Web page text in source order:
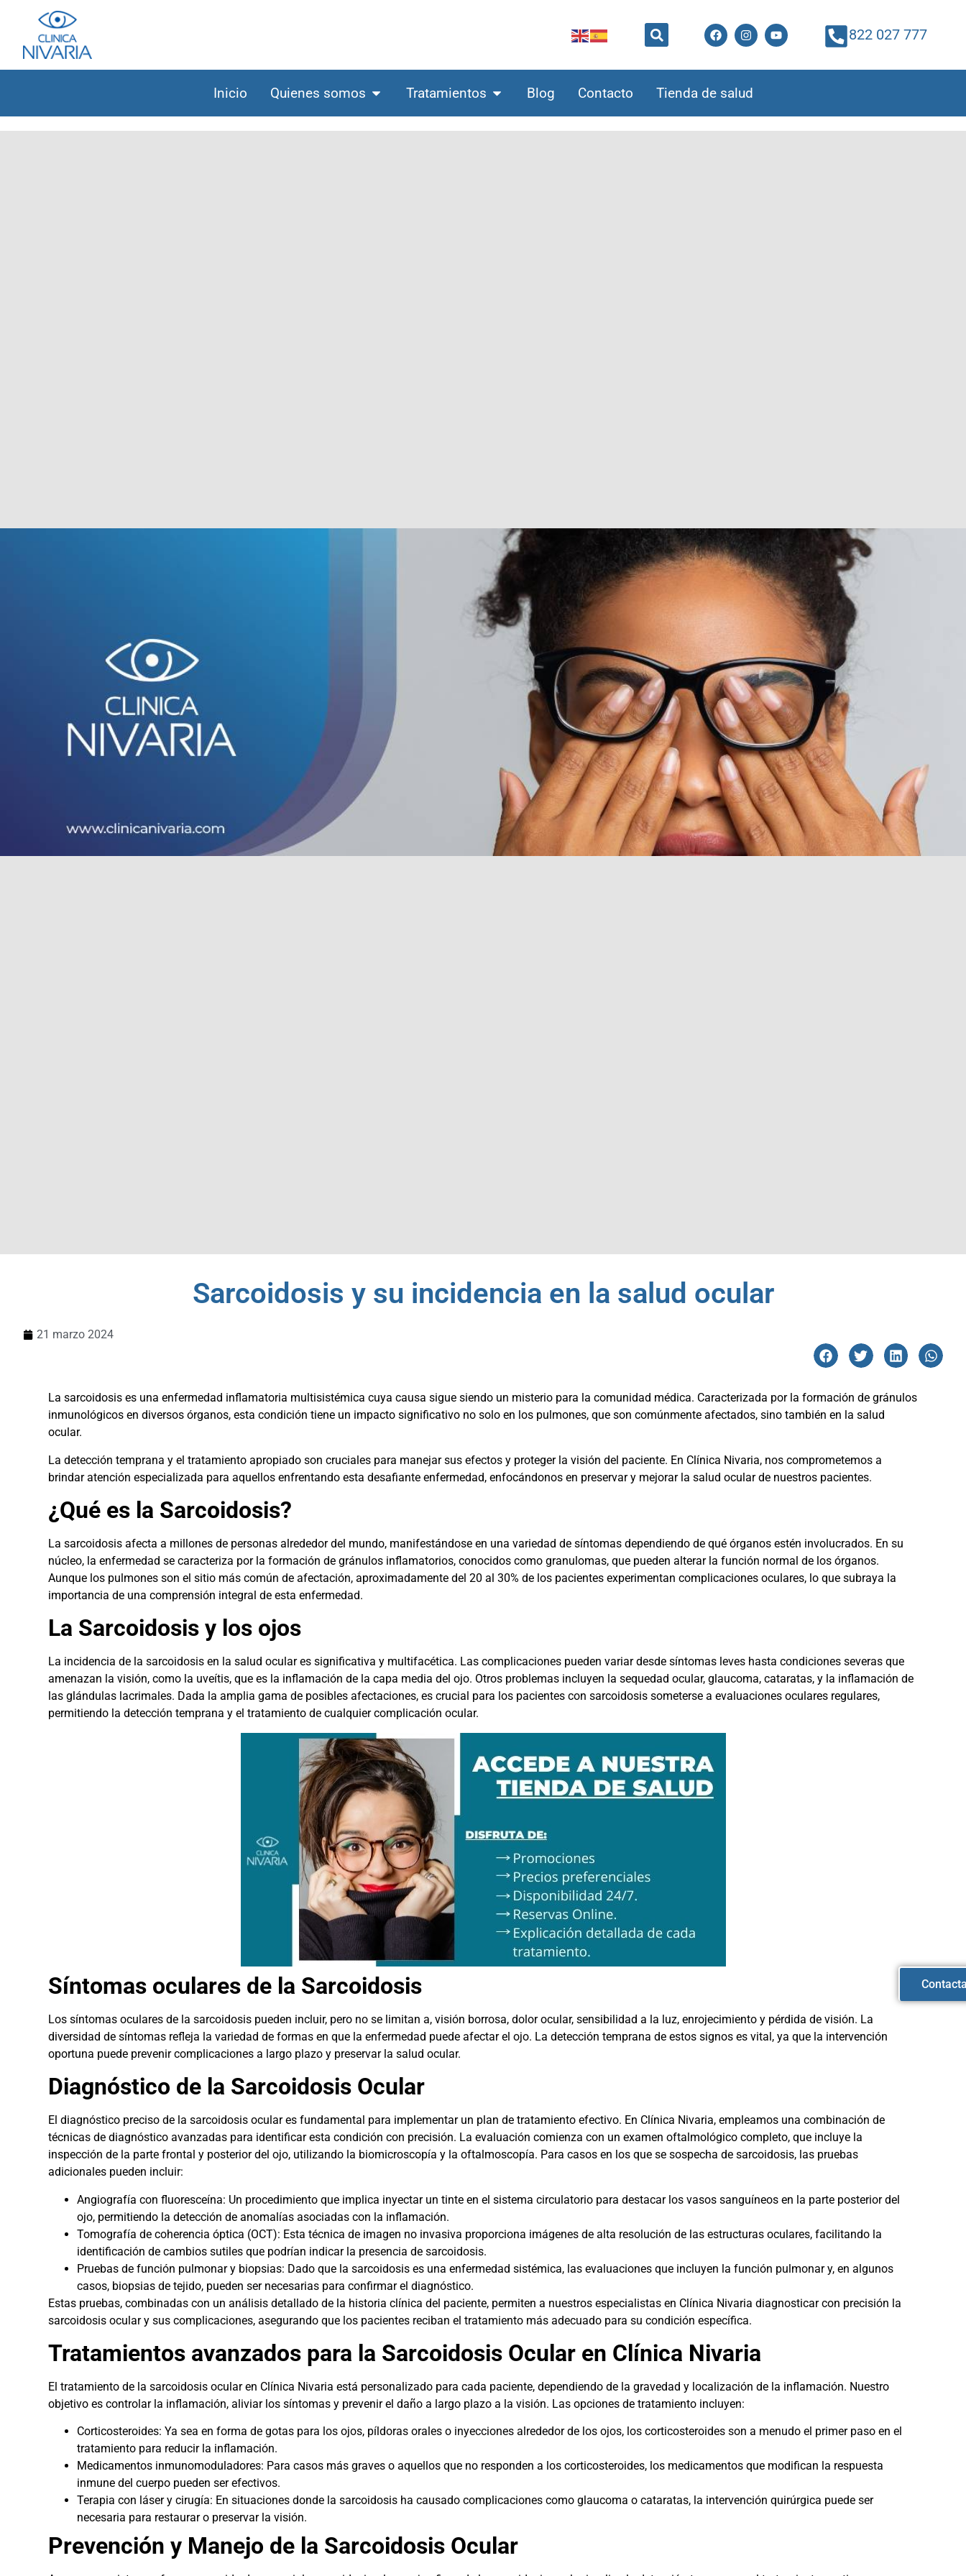
822 027 777
Inicio Quienes somos Tratamientos Blog Contacto Tienda de salud
Sarcoidosis y su incidencia en la salud ocular
21 marzo 2024
La sarcoidosis es una enfermedad inflamatoria multisistémica cuya causa sigue siendo un misterio para la comunidad médica. Caracterizada por la formación de gránulos
inmunológicos en diversos órganos, esta condición tiene un impacto significativo no solo en los pulmones, que son comúnmente afectados, sino también en la salud
ocular.
La detección temprana y el tratamiento apropiado son cruciales para manejar sus efectos y proteger la visión del paciente. En Clínica Nivaria, nos comprometemos a
brindar atención especializada para aquellos enfrentando esta desafiante enfermedad, enfocándonos en preservar y mejorar la salud ocular de nuestros pacientes.
¿Qué es la Sarcoidosis?
La sarcoidosis afecta a millones de personas alrededor del mundo, manifestándose en una variedad de síntomas dependiendo de qué órganos estén involucrados. En su
núcleo, la enfermedad se caracteriza por la formación de gránulos inflamatorios, conocidos como granulomas, que pueden alterar la función normal de los órganos.
Aunque los pulmones son el sitio más común de afectación, aproximadamente del 20 al 30% de los pacientes experimentan complicaciones oculares, lo que subraya la
importancia de una comprensión integral de esta enfermedad.
La Sarcoidosis y los ojos
La incidencia de la sarcoidosis en la salud ocular es significativa y multifacética. Las complicaciones pueden variar desde síntomas leves hasta condiciones severas que
amenazan la visión, como la uveítis, que es la inflamación de la capa media del ojo. Otros problemas incluyen la sequedad ocular, glaucoma, cataratas, y la inflamación de
las glándulas lacrimales. Dada la amplia gama de posibles afectaciones, es crucial para los pacientes con sarcoidosis someterse a evaluaciones oculares regulares,
permitiendo la detección temprana y el tratamiento de cualquier complicación ocular.
Síntomas oculares de la Sarcoidosis
Los síntomas oculares de la sarcoidosis pueden incluir, pero no se limitan a, visión borrosa, dolor ocular, sensibilidad a la luz, enrojecimiento y pérdida de visión. La
diversidad de síntomas refleja la variedad de formas en que la enfermedad puede afectar el ojo. La detección temprana de estos signos es vital, ya que la intervención
oportuna puede prevenir complicaciones a largo plazo y preservar la salud ocular.
Diagnóstico de la Sarcoidosis Ocular
El diagnóstico preciso de la sarcoidosis ocular es fundamental para implementar un plan de tratamiento efectivo. En Clínica Nivaria, empleamos una combinación de
técnicas de diagnóstico avanzadas para identificar esta condición con precisión. La evaluación comienza con un examen oftalmológico completo, que incluye la
inspección de la parte frontal y posterior del ojo, utilizando la biomicroscopía y la oftalmoscopía. Para casos en los que se sospecha de sarcoidosis, las pruebas
adicionales pueden incluir:
Angiografía con fluoresceína: Un procedimiento que implica inyectar un tinte en el sistema circulatorio para destacar los vasos sanguíneos en la parte posterior del
ojo, permitiendo la detección de anomalías asociadas con la inflamación.
Tomografía de coherencia óptica (OCT): Esta técnica de imagen no invasiva proporciona imágenes de alta resolución de las estructuras oculares, facilitando la
identificación de cambios sutiles que podrían indicar la presencia de sarcoidosis.
Pruebas de función pulmonar y biopsias: Dado que la sarcoidosis es una enfermedad sistémica, las evaluaciones que incluyen la función pulmonar y, en algunos
casos, biopsias de tejido, pueden ser necesarias para confirmar el diagnóstico.
Estas pruebas, combinadas con un análisis detallado de la historia clínica del paciente, permiten a nuestros especialistas en Clínica Nivaria diagnosticar con precisión la
sarcoidosis ocular y sus complicaciones, asegurando que los pacientes reciban el tratamiento más adecuado para su condición específica.
Tratamientos avanzados para la Sarcoidosis Ocular en Clínica Nivaria
El tratamiento de la sarcoidosis ocular en Clínica Nivaria está personalizado para cada paciente, dependiendo de la gravedad y localización de la inflamación. Nuestro
objetivo es controlar la inflamación, aliviar los síntomas y prevenir el daño a largo plazo a la visión. Las opciones de tratamiento incluyen:
Corticosteroides: Ya sea en forma de gotas para los ojos, píldoras orales o inyecciones alrededor de los ojos, los corticosteroides son a menudo el primer paso en el
tratamiento para reducir la inflamación.
Medicamentos inmunomoduladores: Para casos más graves o aquellos que no responden a los corticosteroides, los medicamentos que modifican la respuesta
inmune del cuerpo pueden ser efectivos.
Terapia con láser y cirugía: En situaciones donde la sarcoidosis ha causado complicaciones como glaucoma o cataratas, la intervención quirúrgica puede ser
necesaria para restaurar o preservar la visión.
Prevención y Manejo de la Sarcoidosis Ocular